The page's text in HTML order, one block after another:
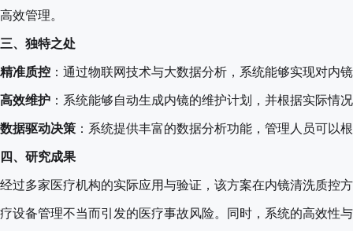
高效管理。
三、独特之处
精准质控 ：通过物联网技术与大数据分析，系统能够实现对
高效维护 ：系统能够自动生成内镜的维护计划，并根据实际
数据驱动决策 ：系统提供丰富的数据分析功能，管理人员可以
四、研究成果
经过多家医疗机构的实际应用与验证，该方案在内镜清洗质控
疗设备管理不当而引发的医疗事故风险。同时，系统的高效性